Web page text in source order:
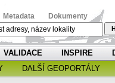
Metadata Dokumenty
VALIDACE INSPIRE
DALŠÍ GEOPORTÁLY